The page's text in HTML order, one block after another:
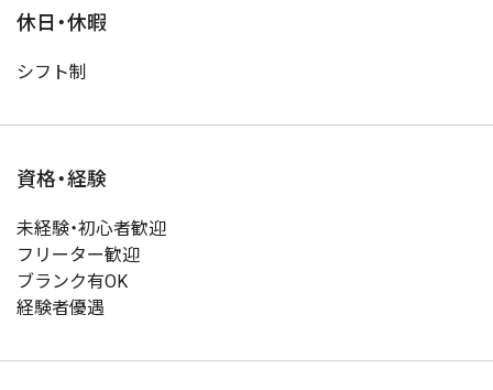
休日・休暇
シフト制
資格・経験
未経験・初心者歓迎
フリーター歓迎
ブランク有OK
経験者優遇